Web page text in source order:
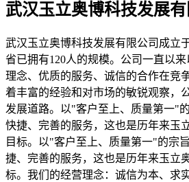
武汉玉立奥博科技发展有
武汉玉立奥博科技发展有限公司成立
省已拥有120人的规模。公司一直以
理念、优质的服务、诚信的合作在竞
着丰富的经验和对市场的敏锐观察，
发展道路。以"客户至上、质量第一"
快捷、完善的服务，这也是历年来玉
目标。以"客户至上、质量第一"的宗
捷、完善的服务，这也是历年来玉立
标。我们的经营理念：诚信为本、求